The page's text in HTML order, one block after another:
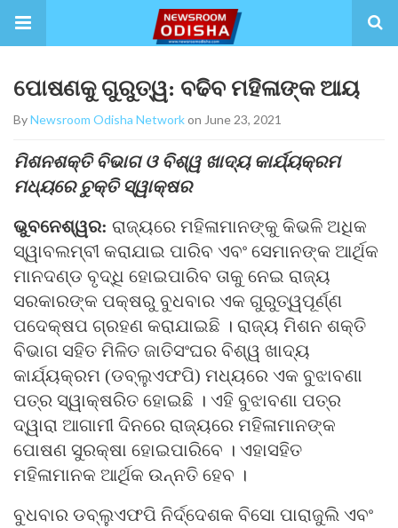
ପୋଷଣକୁ ଗୁରୁତ୍ୱ: ବଢିବ ମହିଳାଙ୍କ ଆୟ
ByNewsroom Odisha Networkon June 23, 2021
ମିଶନଶକ୍ତି ବିଭାଗ ଓ ବିଶ୍ୱ ଖାଦ୍ୟ କାର୍ଯ୍ୟକ୍ରମ
ମଧ୍ୟରେ ଚୁକ୍ତି ସ୍ୱାକ୍ଷର
ଭୁବନେଶ୍ୱର: ରାଜ୍ୟରେ ମହିଳାମାନଙ୍କୁ କିଭଳି ଅଧିକ
ସ୍ୱାବଲମ୍ବୀ କରାଯାଇ ପାରିବ ଏବଂ ସେମାନଙ୍କ ଆର୍ଥିକ
ମାନଦଣ୍ଡ ବୃଦ୍ଧି ହୋଇପାରିବ ତାକୁ ନେଇ ରାଜ୍ୟ
ସରକାରଙ୍କ ପକ୍ଷରୁ ବୁଧବାର ଏକ ଗୁରୁତ୍ୱପୂର୍ଣ୍ଣ
ପଦେକ୍ଷପ ଗ୍ରହଣ କରାଯାଇଛି । ରାଜ୍ୟ ମିଶନ ଶକ୍ତି
ବିଭାଗ ସହିତ ମିଳିତ ଜାତିସଂଘର ବିଶ୍ୱ ଖାଦ୍ୟ
କାର୍ଯ୍ୟକ୍ରମ (ଡବ୍ଲୁଏଫପି) ମଧ୍ୟରେ ଏକ ବୁଝାବଣା
ପତ୍ର ସ୍ୱାକ୍ଷରିତ ହୋଇଛି । ଏହି ବୁଝାବଣା ପତ୍ର
ଦ୍ୱାରା ଆଗାମୀ ଦିନରେ ରାଜ୍ୟରେ ମହିଳାମାନଙ୍କ
ପୋଷଣ ସୁରକ୍ଷା ହୋଇପାରିବେ । ଏହାସହିତ
ମହିଳାମାନକ ଆର୍ଥିକ ଉନ୍ନତି ହେବ ।
ବୁଧବାର ଡବ୍ଲୁଏଫପି ନିର୍ଦ୍ଦେଶକ ବିସୋ ପାରାଜୁଲି ଏବଂ